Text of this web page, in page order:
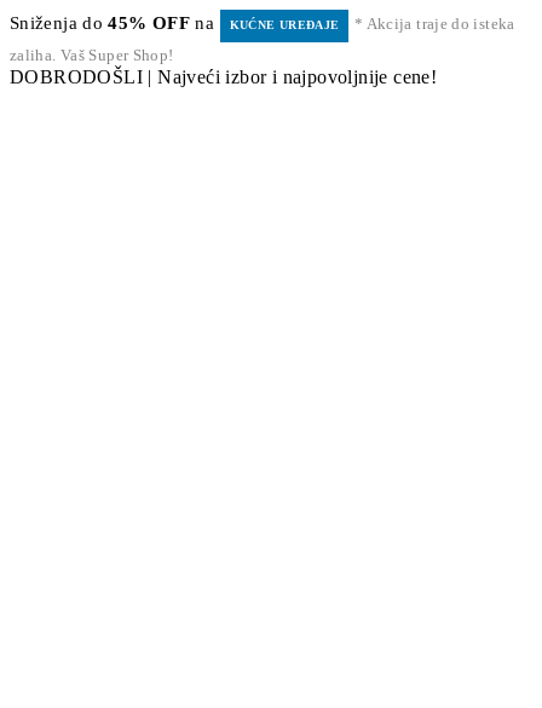
Sniženja do45% OFF na KUĆNE UREĐAJE
* Akcija traje do isteka
zaliha. Vaš Super Shop!
DOBRODOŠLI | Najveći izbor i najpovoljnije cene!